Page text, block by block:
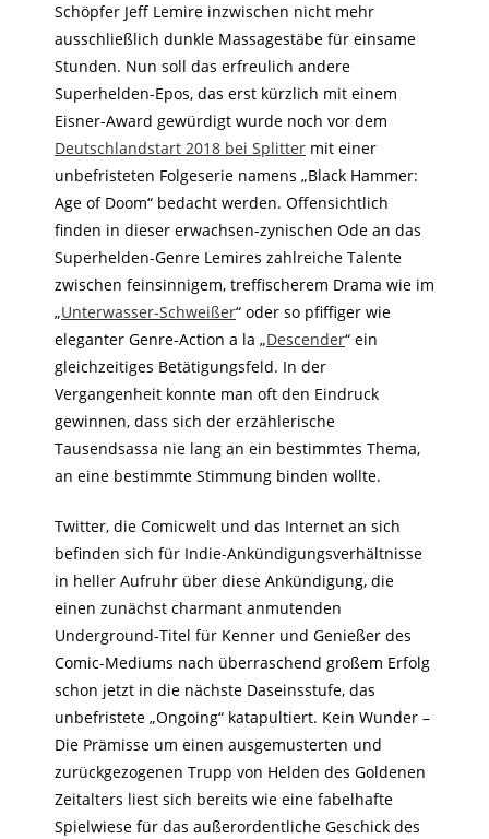
Schöpfer Jeff Lemire inzwischen nicht mehr
ausschließlich dunkle Massagestäbe für einsame
Stunden. Nun soll das erfreulich andere
Superhelden-Epos, das erst kürzlich mit einem
Eisner-Award gewürdigt wurde noch vor dem
Deutschlandstart 2018 bei Splitter mit einer
unbefristeten Folgeserie namens „Black Hammer:
Age of Doom“ bedacht werden. Offensichtlich
finden in dieser erwachsen-zynischen Ode an das
Superhelden-Genre Lemires zahlreiche Talente
zwischen feinsinnigem, treffischerem Drama wie im
„Unterwasser-Schweißer“ oder so pfiffiger wie
eleganter Genre-Action a la „Descender“ ein
gleichzeitiges Betätigungsfeld. In der
Vergangenheit konnte man oft den Eindruck
gewinnen, dass sich der erzählerische
Tausendsassa nie lang an ein bestimmtes Thema,
an eine bestimmte Stimmung binden wollte.
Twitter, die Comicwelt und das Internet an sich
befinden sich für Indie-Ankündigungsverhältnisse
in heller Aufruhr über diese Ankündigung, die
einen zunächst charmant anmutenden
Underground-Titel für Kenner und Genießer des
Comic-Mediums nach überraschend großem Erfolg
schon jetzt in die nächste Daseinsstufe, das
unbefristete „Ongoing“ katapultiert. Kein Wunder –
Die Prämisse um einen ausgemusterten und
zurückgezogenen Trupp von Helden des Goldenen
Zeitalters liest sich bereits wie eine fabelhafte
Spielwiese für das außerordentliche Geschick des